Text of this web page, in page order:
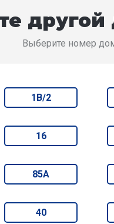
другой
Выберите номер
1В/2
16
85А
40